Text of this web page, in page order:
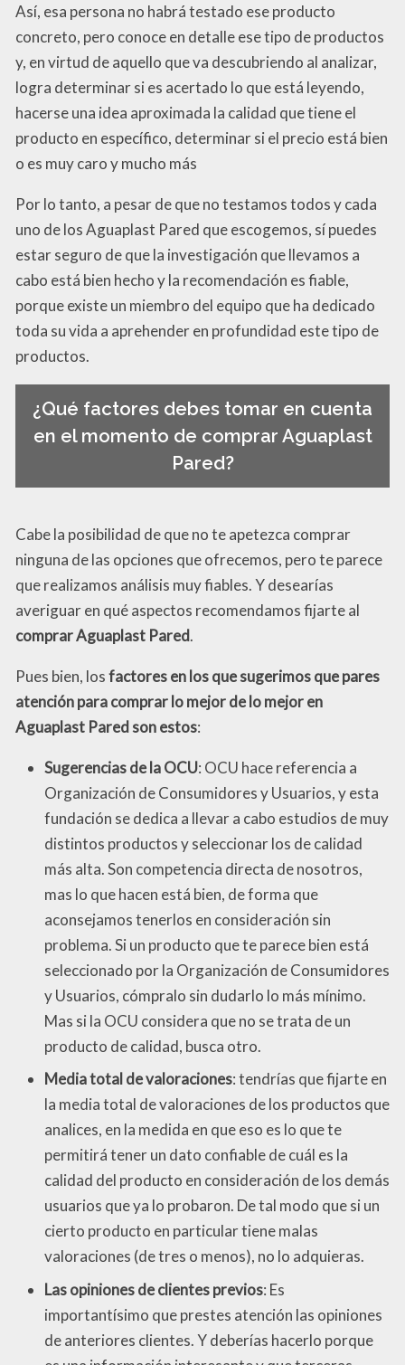
Así, esa persona no habrá testado ese producto
concreto, pero conoce en detalle ese tipo de productos
y, en virtud de aquello que va descubriendo al analizar,
logra determinar si es acertado lo que está leyendo,
hacerse una idea aproximada la calidad que tiene el
producto en específico, determinar si el precio está bien
o es muy caro y mucho más
Por lo tanto, a pesar de que no testamos todos y cada
uno de los Aguaplast Pared que escogemos, sí puedes
estar seguro de que la investigación que llevamos a
cabo está bien hecho y la recomendación es fiable,
porque existe un miembro del equipo que ha dedicado
toda su vida a aprehender en profundidad este tipo de
productos.
¿Qué factores debes tomar en cuenta
en el momento de comprar Aguaplast
Pared?
Cabe la posibilidad de que no te apetezca comprar
ninguna de las opciones que ofrecemos, pero te parece
que realizamos análisis muy fiables. Y desearías
averiguar en qué aspectos recomendamos fijarte al
comprar Aguaplast Pared.
Pues bien, losfactores en los que sugerimos que pares
atención para comprar lo mejor de lo mejor en
Aguaplast Pared son estos:
Sugerencias de la OCU: OCU hace referencia a
Organización de Consumidores y Usuarios, y esta
fundación se dedica a llevar a cabo estudios de muy
distintos productos y seleccionar los de calidad
más alta. Son competencia directa de nosotros,
mas lo que hacen está bien, de forma que
aconsejamos tenerlos en consideración sin
problema. Si un producto que te parece bien está
seleccionado por la Organización de Consumidores
y Usuarios, cómpralo sin dudarlo lo más mínimo.
Mas si la OCU considera que no se trata de un
producto de calidad, busca otro.
Media total de valoraciones: tendrías que fijarte en
la media total de valoraciones de los productos que
analices, en la medida en que eso es lo que te
permitirá tener un dato confiable de cuál es la
calidad del producto en consideración de los demás
usuarios que ya lo probaron. De tal modo que si un
cierto producto en particular tiene malas
valoraciones (de tres o menos), no lo adquieras.
Las opiniones de clientes previos: Es
importantísimo que prestes atención las opiniones
de anteriores clientes. Y deberías hacerlo porque